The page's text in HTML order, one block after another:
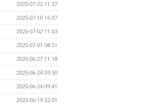
2025-07-22 11:27
2025-07-10 16:07
2025-07-02 11:03
2025-07-01 08:51
2025-06-27 11:18
2025-06-24 09:50
2025-06-24 09:41
2025-06-19 22:01